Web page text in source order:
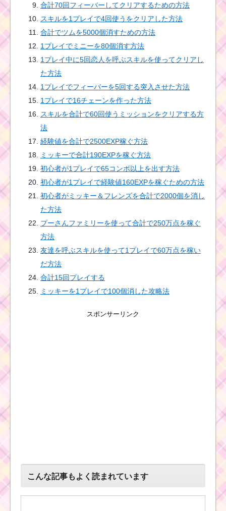
合計70回フィーバーしてクリアするための方法
スキルを1プレイで4回使うをクリアした方法
合計でツムを5000個消すための方法
1プレイでミニーを80個消す方法
1プレイ中に5回恋人を呼ぶスキルを使ってクリアし
た方法
1プレイでフィーバーを5回する突入させた方法
1プレイで16チェーンを作った方法
スキルを合計で60回使うミッションをクリアする方
法
経験値を合計で2500EXP稼ぐ方法
ミッキーで合計190EXPを稼ぐ方法
初心者が1プレイで65コンボ以上を出す方法
初心者が1プレイで経験値160EXPを稼ぐための方法
初心者がミッキー＆フレンズを合計で2000個を消し
た方法
プーさんファミリーを使って合計で250万点を稼ぐ
方法
友達を呼ぶスキルを使って1プレイで60万点を稼い
だ方法
合計15回プレイする
ミッキーを1プレイで100個消した攻略法
スポンサーリンク
こんな記事もよく読まれています